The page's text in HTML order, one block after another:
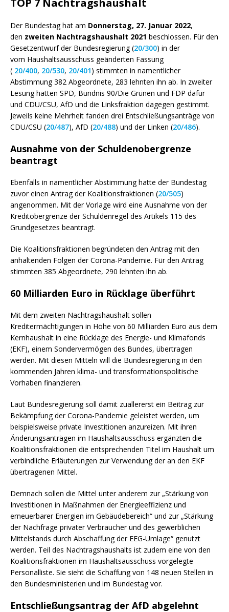
Der Bundestag hat am Donnerstag, 27. Januar 2022,
den zweiten Nachtragshaushalt 2021 beschlossen. Für den
Gesetzentwurf der Bundesregierung (20/300) in der
vom Haushaltsausschuss geänderten Fassung
( 20/400, 20/530, 20/401) stimmten in namentlicher
Abstimmung 382 Abgeordnete, 283 lehnten ihn ab. In zweiter
Lesung hatten SPD, Bündnis 90/Die Grünen und FDP dafür
und CDU/CSU, AfD und die Linksfraktion dagegen gestimmt.
Jeweils keine Mehrheit fanden drei Entschließungsanträge von
CDU/CSU (20/487), AfD (20/488) und der Linken (20/486).
Ausnahme von der Schuldenobergrenze
beantragt
Ebenfalls in namentlicher Abstimmung hatte der Bundestag
zuvor einen Antrag der Koalitionsfraktionen (20/505)
angenommen. Mit der Vorlage wird eine Ausnahme von der
Kreditobergrenze der Schuldenregel des Artikels 115 des
Grundgesetzes beantragt.
Die Koalitionsfraktionen begründeten den Antrag mit den
anhaltenden Folgen der Corona-Pandemie. Für den Antrag
stimmten 385 Abgeordnete, 290 lehnten ihn ab.
60 Milliarden Euro in Rücklage überführt
Mit dem zweiten Nachtragshaushalt sollen
Kreditermächtigungen in Höhe von 60 Milliarden Euro aus dem
Kernhaushalt in eine Rücklage des Energie- und Klimafonds
(EKF), einem Sondervermögen des Bundes, übertragen
werden. Mit diesen Mitteln will die Bundesregierung in den
kommenden Jahren klima- und transformationspolitische
Vorhaben finanzieren.
Laut Bundesregierung soll damit zuallererst ein Beitrag zur
Bekämpfung der Corona-Pandemie geleistet werden, um
beispielsweise private Investitionen anzureizen. Mit ihren
Änderungsanträgen im Haushaltsausschuss ergänzten die
Koalitionsfraktionen die entsprechenden Titel im Haushalt um
verbindliche Erläuterungen zur Verwendung der an den EKF
übertragenen Mittel.
Demnach sollen die Mittel unter anderem zur „Stärkung von
Investitionen in Maßnahmen der Energieeffizienz und
erneuerbarer Energien im Gebäudebereich“ und zur „Stärkung
der Nachfrage privater Verbraucher und des gewerblichen
Mittelstands durch Abschaffung der EEG-Umlage“ genutzt
werden. Teil des Nachtragshaushalts ist zudem eine von den
Koalitionsfraktionen im Haushaltsausschuss vorgelegte
Personalliste. Sie sieht die Schaffung von 148 neuen Stellen in
den Bundesministerien und im Bundestag vor.
Entschließungsantrag der AfD abgelehnt